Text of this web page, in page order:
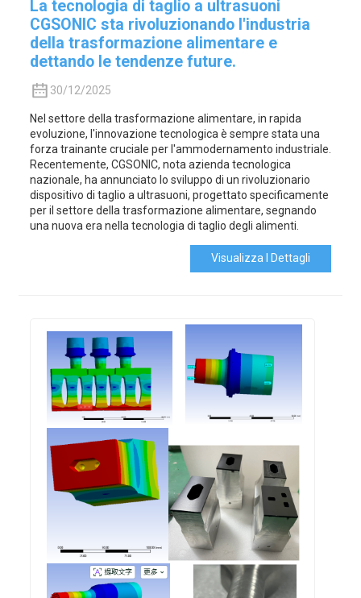
La tecnologia di taglio a ultrasuoni
CGSONIC sta rivoluzionando l'industria
della trasformazione alimentare e
dettando le tendenze future.
30/12/2025
Nel settore della trasformazione alimentare, in rapida
evoluzione, l'innovazione tecnologica è sempre stata una
forza trainante cruciale per l'ammodernamento industriale.
Recentemente, CGSONIC, nota azienda tecnologica
nazionale, ha annunciato lo sviluppo di un rivoluzionario
dispositivo di taglio a ultrasuoni, progettato specificamente
per il settore della trasformazione alimentare, segnando
una nuova era nella tecnologia di taglio degli alimenti.
Visualizza I Dettagli